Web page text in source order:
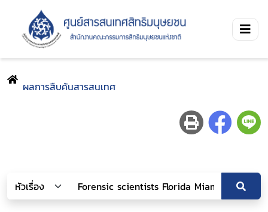
ผลการสืบค้นสารสนเทศ